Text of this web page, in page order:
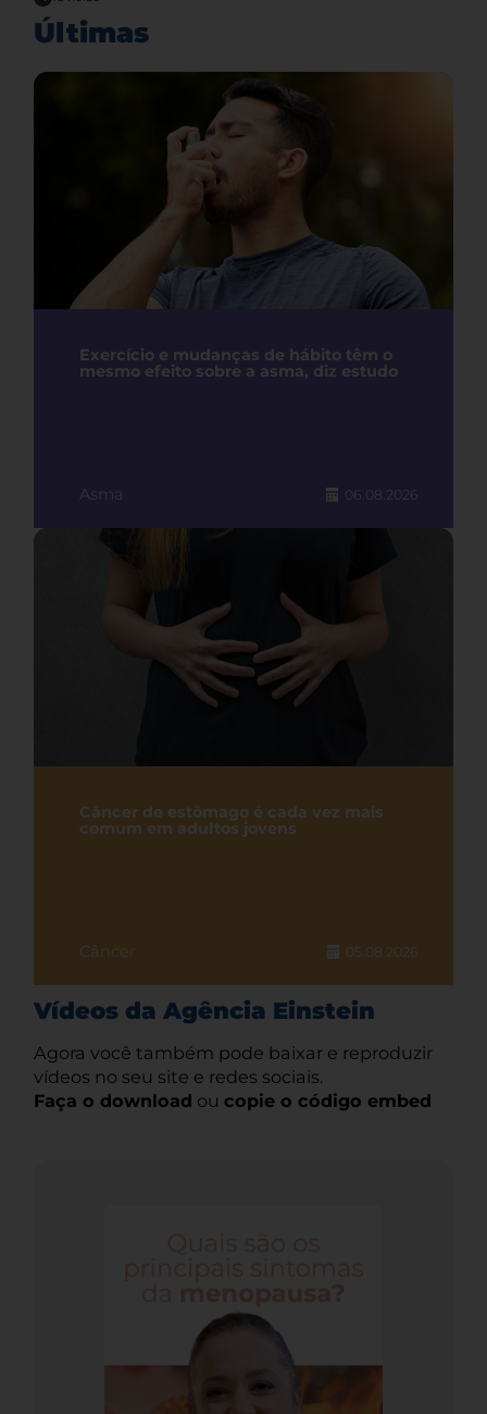
Últimas
Exercício e mudanças de hábito têm o
mesmo efeito sobre a asma, diz estudo
Asma 06.08.2026
Câncer de estômago é cada vez mais
comum em adultos jovens
Câncer 05.08.2026
Vídeos da Agência Einstein
Agora você também pode baixar e reproduzir
vídeos no seu site e redes sociais.
Faça o download ou copie o código embed